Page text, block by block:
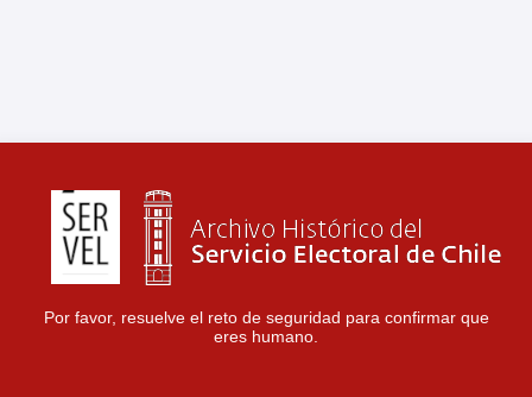
Por favor, resuelve el reto de seguridad para confirmar que
eres humano.